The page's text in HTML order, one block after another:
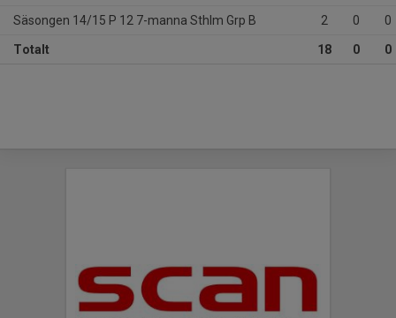
Säsongen 14/15 P 12 7-manna Sthlm Grp B 2 0 0
Totalt 18 0 0